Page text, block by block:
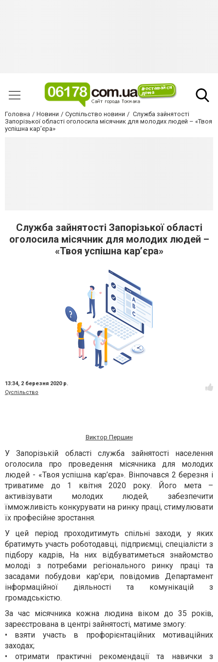
Головна Новини Суспільство новини
Служба зайнятості
Запорізької області оголосила місячник для молодих людей – «Твоя
успішна кар’єра»
Служба зайнятості Запорізької області
оголосила місячник для молодих людей –
«Твоя успішна кар’єра»
13:34, 2 березня 2020 р.
Суспільство
Виктор Першин
У Запорізькій областіслужба зайнятостінаселення
оголосила про проведення місячника длямолодих
людей - «Твоя успішна кар’єра». Вінпочався 2 березня і
триватиме до 1 квітня 2020 року. Його мета–
активізувати молодих людей,забезпечити
їмможливість конкурувати на ринку праці, стимулювати
їх професійне зростання.
У цей період проходитимуть спільні заходи, у яких
братимуть участь роботодавці, підприємці, спеціалісти з
підбору кадрів, На них відбуватиметься знайомство
молоді з потребами регіонального ринку праці та
засадами побудови кар’єри, повідомив Департамент
інформаційної діяльності та комунікацій з
громадськістю.
За час місячника кожна людина віком до 35 років,
зареєстрована в центрі зайнятості, матиме змогу:
• взяти участь в профорієнтаційних мотиваційних
заходах;
• отримати практичні рекомендації та навички з